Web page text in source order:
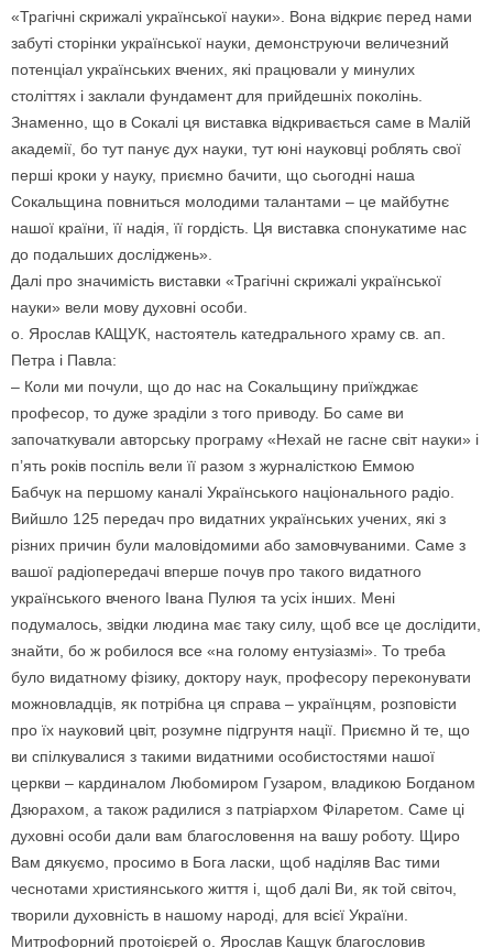
«Трагічні скрижалі української науки». Вона відкриє перед нами
забуті сторінки української науки, демонструючи величезний
потенціал українських вчених, які працювали у минулих
століттях і заклали фундамент для прийдешніх поколінь.
Знаменно, що в Сокалі ця виставка відкривається саме в Малій
академії, бо тут панує дух науки, тут юні науковці роблять свої
перші кроки у науку, приємно бачити, що сьогодні наша
Сокальщина повниться молодими талантами – це майбутнє
нашої країни, її надія, її гордість. Ця виставка спонукатиме нас
до подальших досліджень».
Далі про значимість виставки «Трагічні скрижалі української
науки» вели мову духовні особи.
о. Ярослав КАЩУК, настоятель катедрального храму св. ап.
Петра і Павла:
– Коли ми почули, що до нас на Сокальщину приїжджає
професор, то дуже зраділи з того приводу. Бо саме ви
започаткували авторську програму «Нехай не гасне світ науки» і
п’ять років поспіль вели її разом з журналісткою Еммою
Бабчук на першому каналі Українського національного радіо.
Вийшло 125 передач про видатних українських учених, які з
різних причин були маловідомими або замовчуваними. Саме з
вашої радіопередачі вперше почув про такого видатного
українського вченого Івана Пулюя та усіх інших. Мені
подумалось, звідки людина має таку силу, щоб все це дослідити,
знайти, бо ж робилося все «на голому ентузіазмі». То треба
було видатному фізику, доктору наук, професору переконувати
можновладців, як потрібна ця справа – українцям, розповісти
про їх науковий цвіт, розумне підгрунтя нації. Приємно й те, що
ви спілкувалися з такими видатними особистостями нашої
церкви – кардиналом Любомиром Гузаром, владикою Богданом
Дзюрахом, а також радилися з патріархом Філаретом. Cаме ці
духовні особи дали вам благословення на вашу роботу. Щиро
Вам дякуємо, просимо в Бога ласки, щоб наділяв Вас тими
чеснотами християнського життя і, щоб далі Ви, як той світоч,
творили духовність в нашому народі, для всієї України.
Митрофорний протоієрей о. Ярослав Кащук благословив